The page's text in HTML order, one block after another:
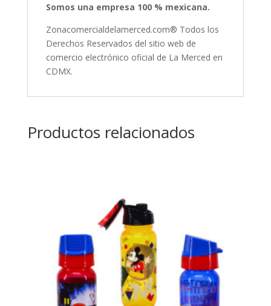
Somos una empresa 100 % mexicana.
Zonacomercialdelamerced.com® Todos los
Derechos Reservados del sitio web de
comercio electrónico oficial de La Merced en
CDMX.
Productos relacionados